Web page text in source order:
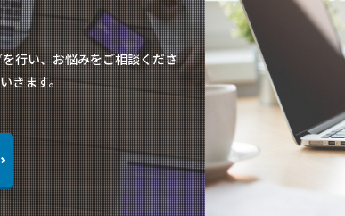
行い、お悩みをご相談くださ
きます。